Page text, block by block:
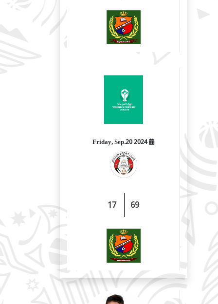
2024 Friday, Sep.20
69
17